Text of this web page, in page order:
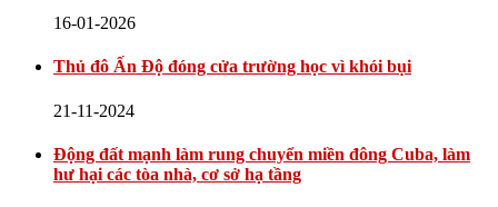
16-01-2026
Thủ đô Ấn Độ đóng cửa trường học vì khói bụi
21-11-2024
Động đất mạnh làm rung chuyển miền đông Cuba, làm
hư hại các tòa nhà, cơ sở hạ tầng